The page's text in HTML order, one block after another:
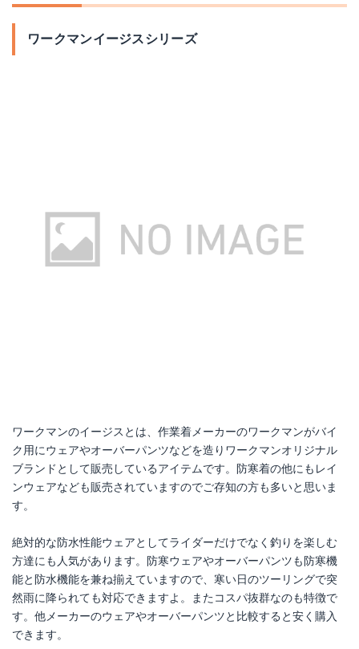
ワークマンイージスシリーズ
ワークマンのイージスとは、作業着メーカーのワークマンがバイ
ク用にウェアやオーバーパンツなどを造りワークマンオリジナル
ブランドとして販売しているアイテムです。防寒着の他にもレイ
ンウェアなども販売されていますのでご存知の方も多いと思いま
す。
絶対的な防水性能ウェアとしてライダーだけでなく釣りを楽しむ
方達にも人気があります。防寒ウェアやオーバーパンツも防寒機
能と防水機能を兼ね揃えていますので、寒い日のツーリングで突
然雨に降られても対応できますよ。またコスパ抜群なのも特徴で
す。他メーカーのウェアやオーバーパンツと比較すると安く購入
できます。